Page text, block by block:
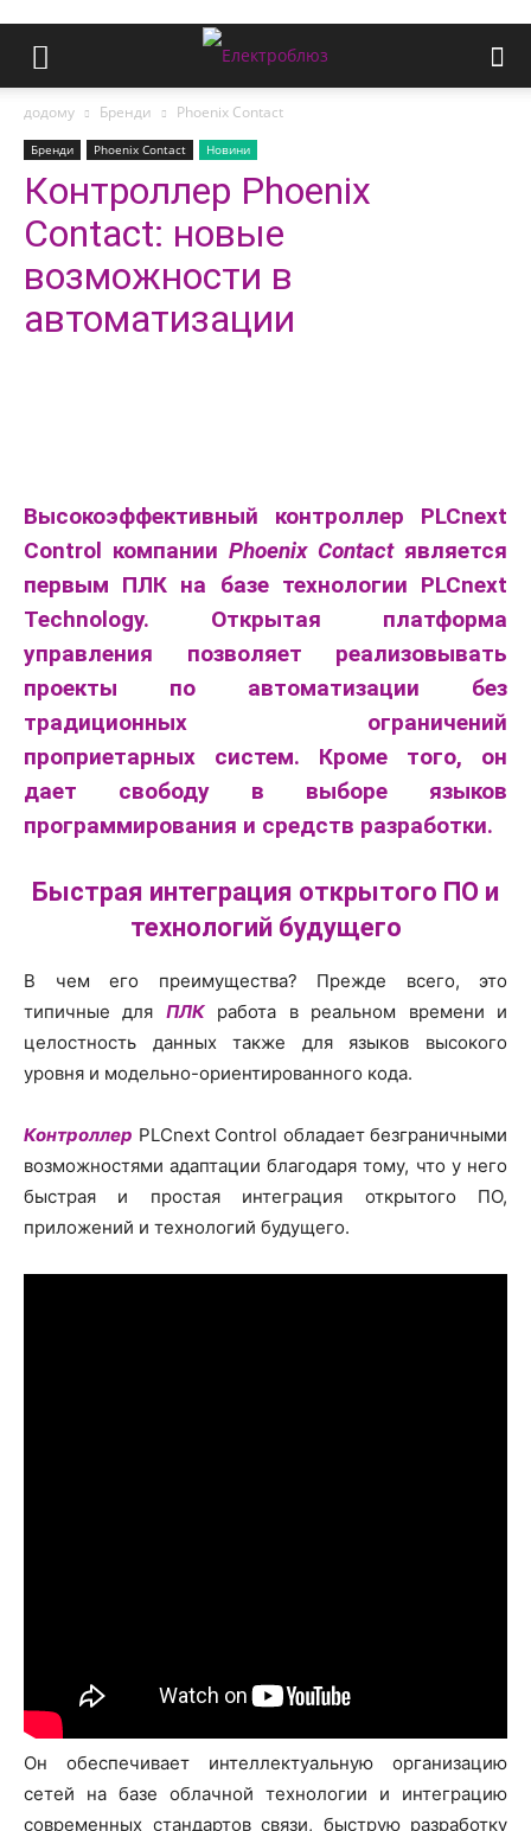
додому Бренди Phoenix Contact
Бренди Phoenix Contact Новини
Контроллер Phoenix
Contact: новые
возможности в
автоматизации
Высокоэффективный контроллер PLCnext
Control компании Phoenix Contactявляется
первым ПЛК на базе технологии PLCnext
Technology. Открытая платформа
управления позволяет реализовывать
проекты по автоматизации без
традиционных ограничений
проприетарных систем. Кроме того, он
дает свободу в выборе языков
программирования и средств разработки.
Быстрая интеграция открытого ПО и
технологий будущего
В чем его преимущества? Прежде всего, это
типичные для ПЛКработа в реальном времени и
целостность данных также для языков высокого
уровня и модельно-ориентированного кода.
Контроллер PLCnext Control обладает безграничными
возможностями адаптации благодаря тому, что у него
быстрая и простая интеграция открытого ПО,
приложений и технологий будущего.
Он обеспечивает интеллектуальную организацию
сетей на базе облачной технологии и интеграцию
современных стандартов связи, быструю разработку